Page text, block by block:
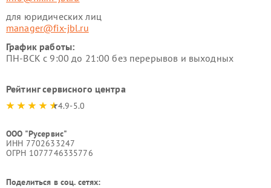
для юридических лиц
manager@fix-jbl.ru
График работы:
ПН-ВСК с 9:00 до 21:00 без перерывов и выходных
Рейтинг сервисного центра
4.9-5.0
ООО "Русервис"
ИНН 7702633247
ОГРН 1077746335776
Поделиться в соц. сетях: